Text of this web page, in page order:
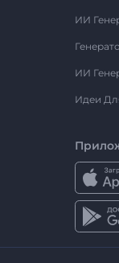
ИИ
ИИ
Идеи